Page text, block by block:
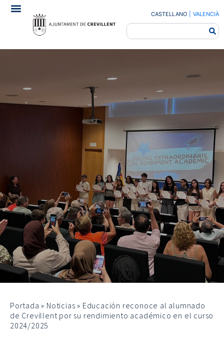
CASTELLANO VALENCIÀ
Portada » Noticias » Educación reconoce al alumnado
de Crevillent por su rendimiento académico en el curso
2024/2025